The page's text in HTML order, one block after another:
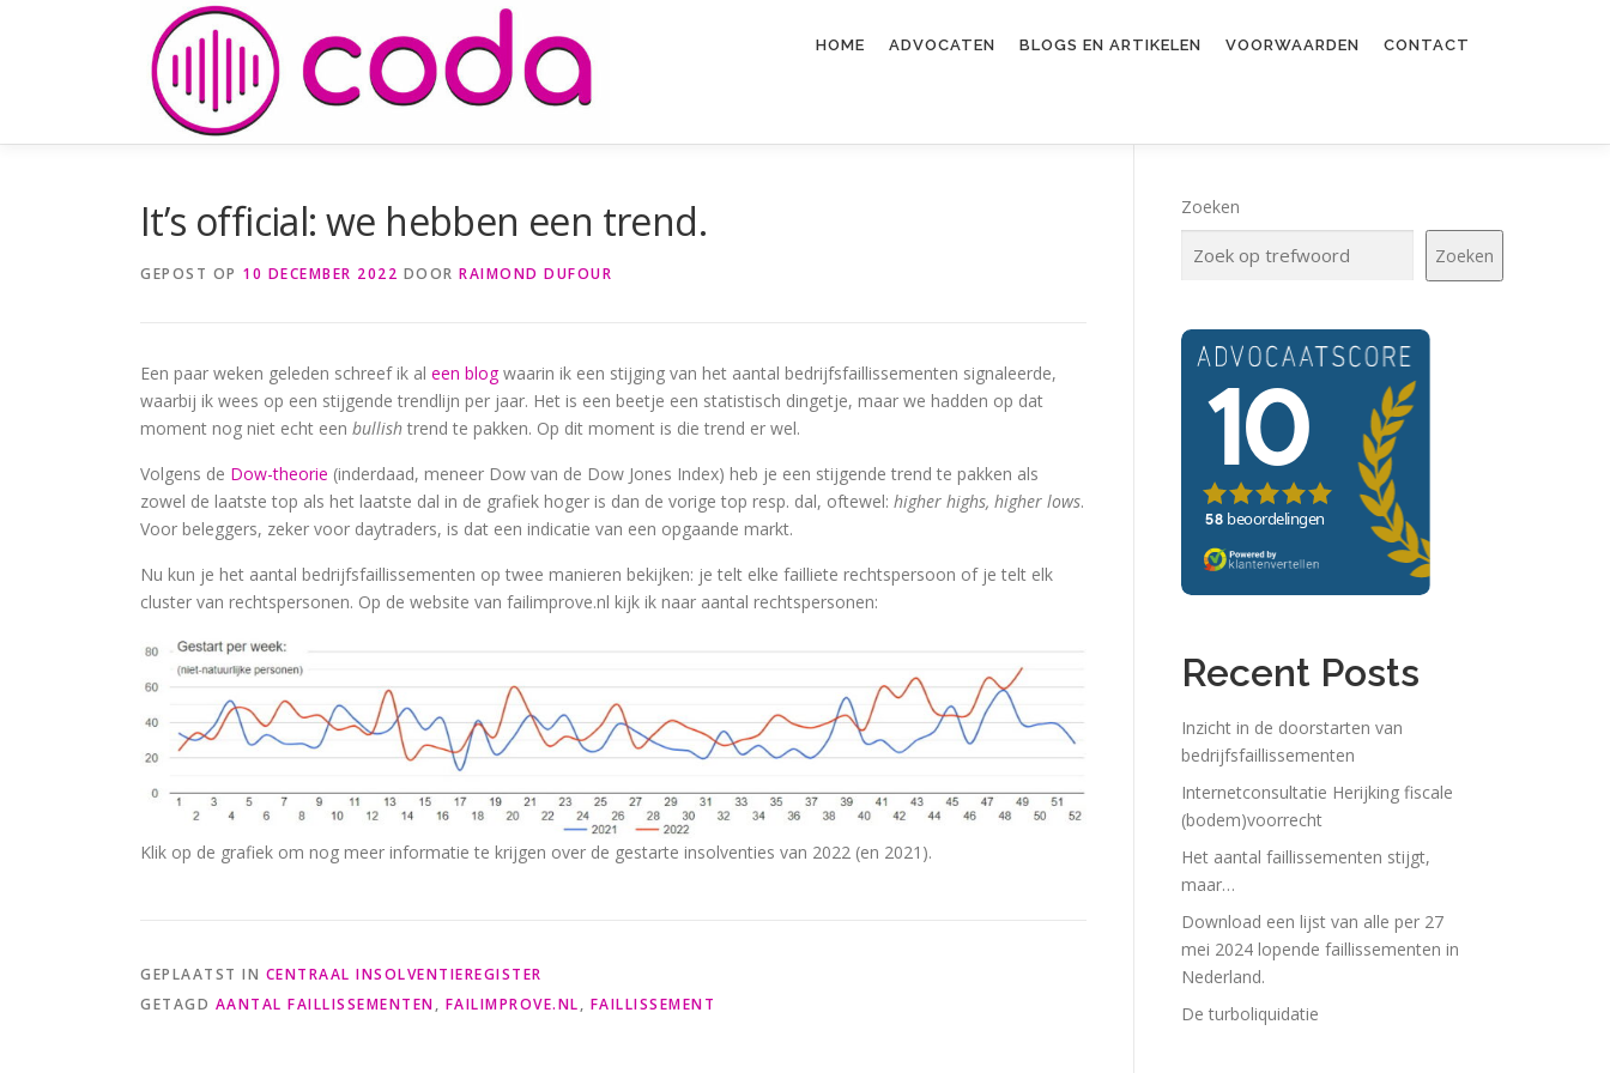
HOME ADVOCATEN BLOGS EN ARTIKELEN VOORWAARDEN CONTACT
It’s official: we hebben een trend.
GEPOST OP 10 DECEMBER 2022 DOOR RAIMOND DUFOUR
Een paar weken geleden schreef ik al een blogwaarin ik een stijging van het aantal bedrijfsfaillissementen signaleerde,
waarbij ik wees op een stijgende trendlijn per jaar. Het is een beetje een statistisch dingetje, maar we hadden op dat
moment nog niet echt een bullish trend te pakken. Op dit moment is die trend er wel.
Volgens de Dow-theorie (inderdaad, meneer Dow van de Dow Jones Index) heb je een stijgende trend te pakken als
zowel de laatste top als het laatste dal in de grafiek hoger is dan de vorige top resp. dal, oftewel: higher highs, higher lows.
Voor beleggers, zeker voor daytraders, is dat een indicatie van een opgaande markt.
Nu kun je het aantal bedrijfsfaillissementen op twee manieren bekijken: je telt elke failliete rechtspersoon of je telt elk
cluster van rechtspersonen. Op de website van failimprove.nl kijk ik naar aantal rechtspersonen:
Klik op de grafiek om nog meer informatie te krijgen over de gestarte insolventies van 2022 (en 2021).
GEPLAATST IN CENTRAAL INSOLVENTIEREGISTER
GETAGD AANTAL FAILLISSEMENTEN, FAILIMPROVE.NL, FAILLISSEMENT
Zoeken
Zoeken
Recent Posts
Inzicht in de doorstarten van
bedrijfsfaillissementen
Internetconsultatie Herijking fiscale
(bodem)voorrecht
Het aantal faillissementen stijgt,
maar…
Download een lijst van alle per 27
mei 2024 lopende faillissementen in
Nederland.
De turboliquidatie